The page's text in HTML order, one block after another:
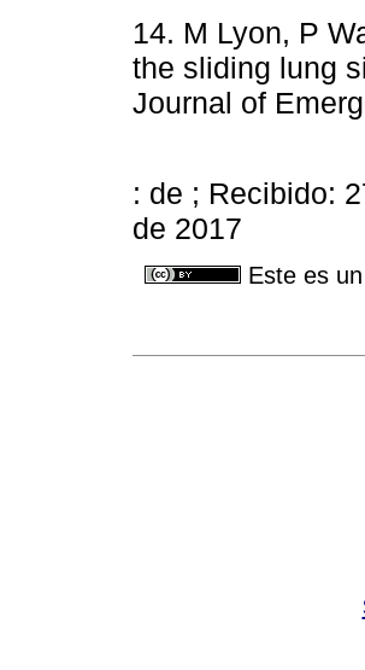
14. M Lyon, P
the sliding lung
Journal of
: de ; Recibido:
de 2017
Este es